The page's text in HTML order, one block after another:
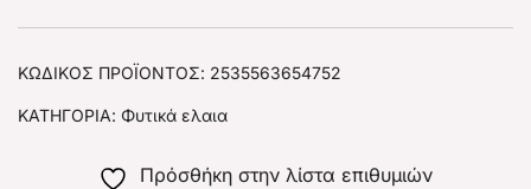
ΚΩΔΙΚΌΣ ΠΡΟΪΌΝΤΟΣ: 2535563654752
ΚΑΤΗΓΟΡΊΑ: Φυτικά ελαια
Πρόσθήκη στην λίστα επιθυμιών